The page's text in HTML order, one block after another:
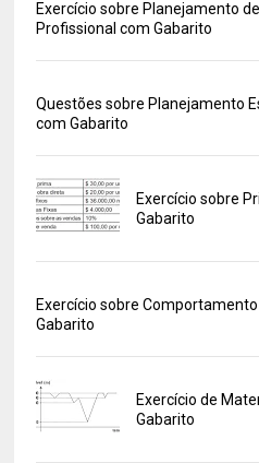
Exercício sobre Planejamento
Profissional com Gabarito
Questões sobre Planejamento
com Gabarito
Exercício sobre
Gabarito
Exercício sobre
Gabarito
Exercício de
Gabarito